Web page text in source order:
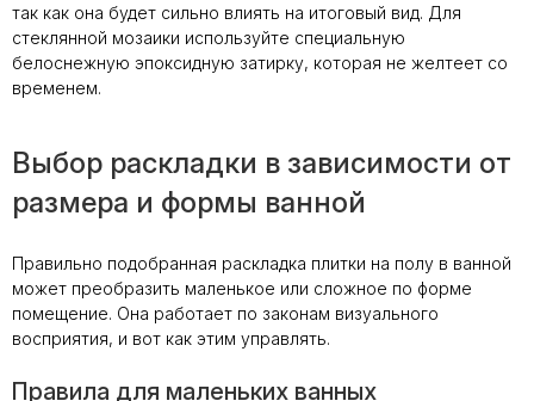
так как она будет сильно влиять на итоговый вид. Для
стеклянной мозаики используйте специальную
белоснежную эпоксидную затирку, которая не желтеет со
временем.
Выбор раскладки в зависимости от
размера и формы ванной
Правильно подобранная раскладка плитки на полу в ванной
может преобразить маленькое или сложное по форме
помещение. Она работает по законам визуального
восприятия, и вот как этим управлять.
Правила для маленьких ванных